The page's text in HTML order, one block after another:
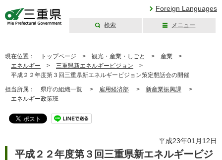
Foreign Languages
検索 メニュー
現在位置： トップページ > 観光・産業・しごと > 産業 >
エネルギー > 三重県新エネルギービジョン >
平成２２年度第３回三重県新エネルギービジョン策定懇話会の開催
担当所属： 県庁の組織一覧 > 雇用経済部 > 新産業振興課 >
エネルギー政策班
平成23年01月12日
平成２２年度第３回三重県新エネルギービジ